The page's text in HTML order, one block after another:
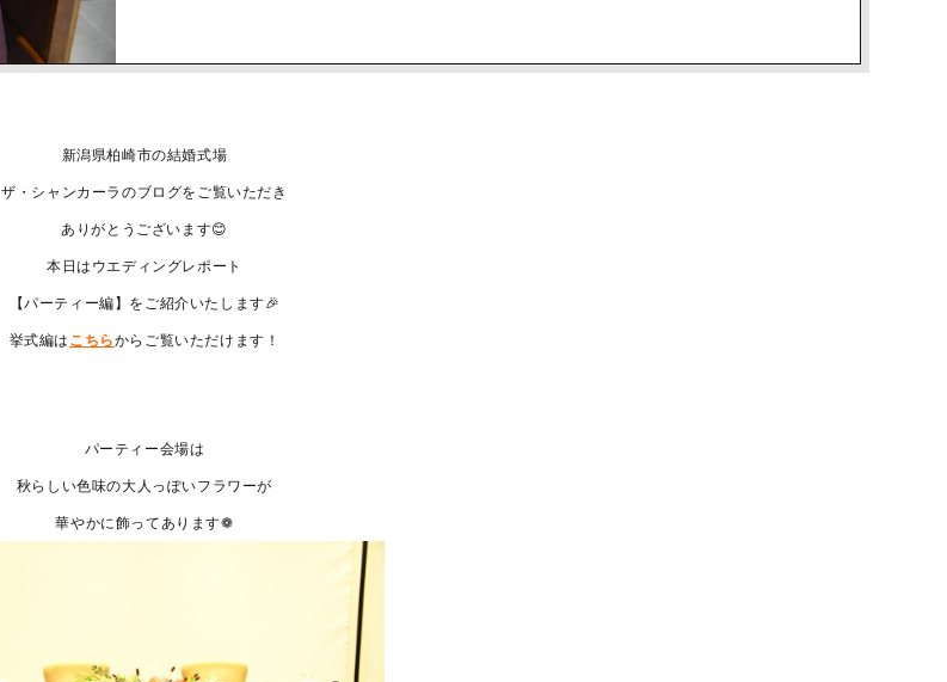
新潟県柏崎市の結婚式場
ザ・シャンカーラのブログをご覧いただき
ありがとうございます😊
本日はウエディングレポート
【パーティー編】をご紹介いたします🎉
挙式編は こちらからご覧いただけます！
パーティー会場は
秋らしい色味の大人っぽいフラワーが
華やかに飾ってあります❁